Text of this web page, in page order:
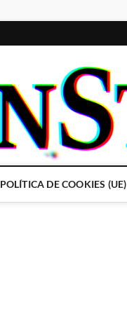
POLÍTICA DE COOKIES (UE)